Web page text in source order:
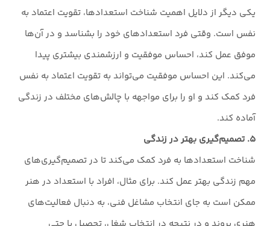
یکی دیگر از دلایل اهمیت شناخت استعدادها، تقویت اعتماد به
نفس است. وقتی فرد استعدادهای خود را بشناسد و در آن‌ها
موفق عمل کند، احساس موفقیت و ارزشمندی بیشتری پیدا
می‌کند. این احساس موفقیت می‌تواند به تقویت اعتماد به نفس
فرد کمک کند و او را برای مواجهه با چالش‌های مختلف در زندگی
آماده کند.
۵. تصمیم‌گیری بهتر در زندگی
شناخت استعدادها به فرد کمک می‌کند تا در تصمیم‌گیری‌های
مهم زندگی بهتر عمل کند. برای مثال، افراد با استعداد در هنر
ممکن است به جای انتخاب مشاغل فنی، به دنبال فعالیت‌های